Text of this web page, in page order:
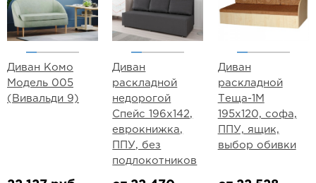
Диван Комо
Модель 005
(Вивальди 9)
Диван
раскладной
недорогой
Спейс 196х142,
еврокнижка,
ППУ, без
подлокотников
Диван
раскладной
Теща-1М
195х120, софа,
ППУ, ящик,
выбор обивки